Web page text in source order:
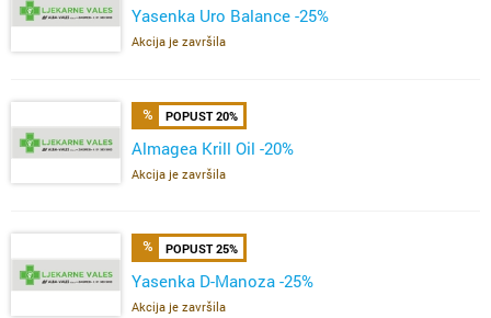
Yasenka Uro Balance -25%
Akcija je završila
POPUST 20%
Almagea Krill Oil -20%
Akcija je završila
POPUST 25%
Yasenka D-Manoza -25%
Akcija je završila